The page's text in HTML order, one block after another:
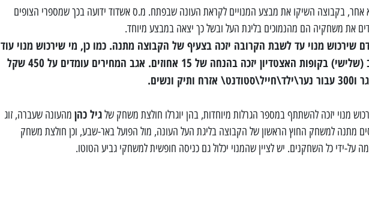
אחר, בקבוצה השיקו את מבצע המנויים לקראת העונה שבפתח. מ.ס אשדוד ידועה בכך שמספרי הצופים
את משחקיה הם מהנמוכים בליגת העל ובשל כך יצאה במבצע מיוחד.
שירכוש מנוי עד לשבת הקרובה יזכה בצעיף של הקבוצה מתנה. כמו כן, מי שירכוש מנוי עוד
הערב (שלישי) בקופות האצטדיון יזכה בהנחה של 15 אחוזים. אגב המחירים עומדים על 450 שקל
אזרח ותיק ונשים.
מנוי יזכה להשתתף במספר הגרלות מיוחדות, בהן יוגרלו חולצת משחק שלגיל כהן מהעונה שעברה, זוג
מתנה למשחק החוץ הראשון של הקבוצה בליגת העל העונה, מול הפועל באר-שבע, וכן חולצת משחק
על-ידי כל השחקנים. יש לציין שהמנוי יכלול גם כניסה חופשית למשחקי גביע הטוטו.